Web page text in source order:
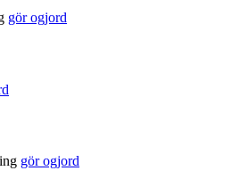
gör ogjord
gör ogjord